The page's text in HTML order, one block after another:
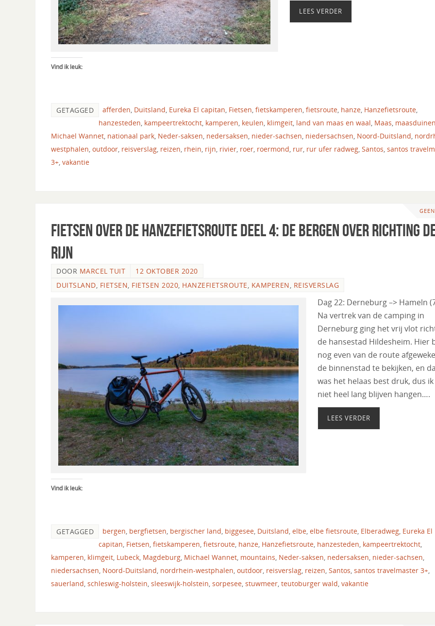
LEES VERDER
Vind ik leuk:
GETAGGED afferden, Duitsland, Eureka El capitan, Fietsen, fietskamperen, fietsroute, hanze, Hanzefietsroute,
hanzesteden, kampeertrektocht, kamperen, keulen, klimgeit, land van maas en waal, Maas,
Michael Wannet, nationaal park, Neder-saksen, nedersaksen, nieder-sachsen, niedersachsen, Noord-Duitsland,
westphalen, outdoor, reisverslag, reizen, rhein, rijn, rivier, roer, roermond, rur, rur ufer radweg, Santos, santos
3+, vakantie
Fietsen over de Hanzefietsroute deel 4: de bergen over richting
Rijn
DOOR MARCEL TUIT
12 OKTOBER 2020
DUITSLAND FIETSEN FIETSEN 2020 HANZEFIETSROUTE KAMPEREN REISVERSLAG
Dag 22: Derneburg –> Hameln
Na vertrek van de camping in
Derneburg ging het vrij vlot
de hansestad Hildesheim. Hier
nog even van de route
de binnenstad te bekijken, en
was het helaas best druk, dus
niet heel lang blijven hangen….
LEES VERDER
Vind ik leuk:
GETAGGED bergen bergfietsen bergischer land biggesee Duitsland elbe elbe fietsroute Elberadweg Eureka El
capitan Fietsen fietskamperen fietsroute hanze Hanzefietsroute hanzesteden kampeertrektocht
kamperen klimgeit Lubeck Magdeburg Michael Wannet mountains Neder-saksen nedersaksen nieder-sachsen
niedersachsen Noord-Duitsland nordrhein-westphalen outdoor reisverslag reizen Santos santos travelmaster 3+
sauerland schleswig-holstein sleeswijk-holstein sorpesee stuwmeer teutoburger wald vakantie